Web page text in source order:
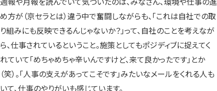
め方が（京セラとは）違う中で奮闘しながらも、「これは自社での取
り組みにも反映できるんじゃないか？」って、自社のことを考えなが
ら、仕事されているということ。施策としてもポジディブに捉えてく
れていて「めちゃめちゃ辛いんですけど、来て良かったです」とか
（笑）。「人事の支えがあってこそです」みたいなメールをくれる人も
いて、仕事のやりがいも感じています。